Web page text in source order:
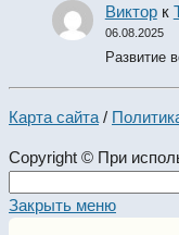
Викторк
06.08.2025
Развитие
Карта сайта /
Copyright © При
this
Закрыть меню